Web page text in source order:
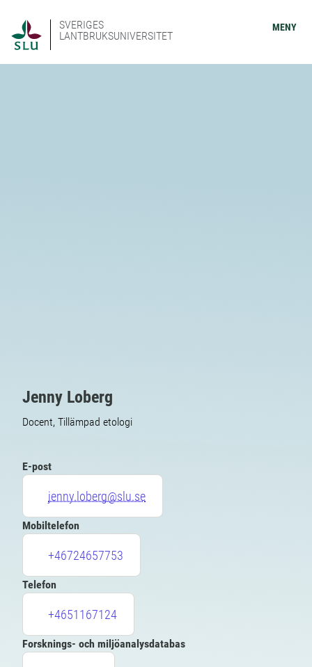
SVERIGES
LANTBRUKSUNIVERSITET
MENY
Jenny Loberg
Docent, Tillämpad etologi
E-post
jenny.loberg@slu.se
Mobiltelefon
+46724657753
Telefon
+4651167124
Forsknings- och miljöanalysdatabas